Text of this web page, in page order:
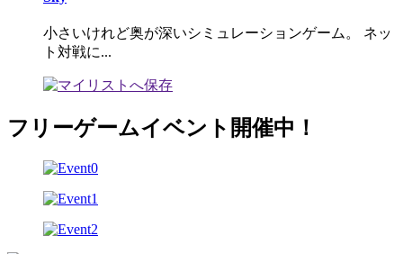
小さいけれど奥が深いシミュレーションゲーム。 ネッ
ト対戦に...
フリーゲームイベント開催中！